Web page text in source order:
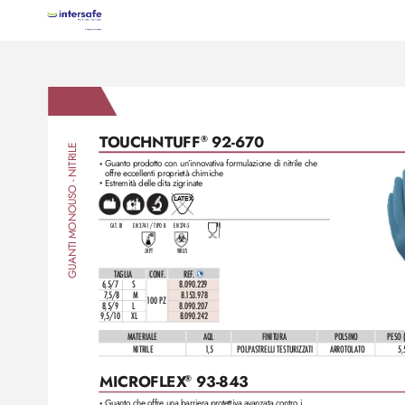
• Guanto prodotto con un’innovativa formulazione di nitrile che
offre eccellenti proprietà chimiche
• Estremità delle dita zigrinate
LATEX
CAT. III EN 374-1 / TIPO B
JKPT
EN 374-5
VIRUS
MICROFLEX® 93-843
TOUCHNTUFF® 92-670
GUANTI MONOUSO - NITRILE TAGLIA CONF. REF.
6,5/7
S
100 PZ
8.090.229
7,5/8 M 8.153.978
8,5/9 L
8.090.207
9,5/10 XL 8.090.242
MATERIALE AQL FINITURA POLSINO PESO
NITRILE 1, 5 POLPASTRELLI TESTURIZZATI ARROTOLATO